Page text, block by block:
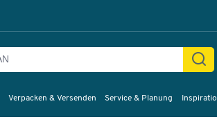
Verpacken & Versenden Service & Planung
Bilder